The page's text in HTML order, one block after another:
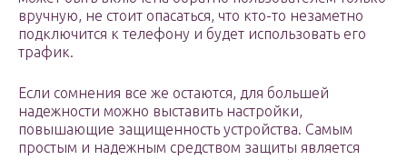
вручную, не стоит опасаться, что кто-то незаметно
подключится к телефону и будет использовать его
трафик.
Если сомнения все же остаются, для большей
надежности можно выставить настройки,
повышающие защищенность устройства. Самым
простым и надежным средством защиты является